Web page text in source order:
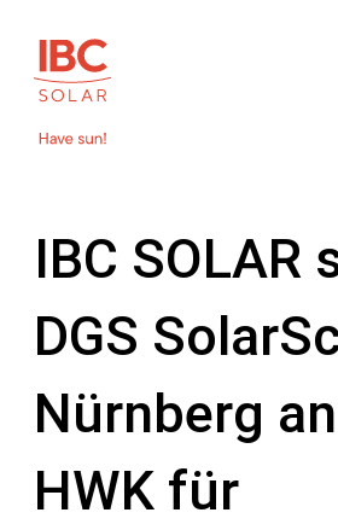
IBC SOLAR
DGS
Nürnberg
HWK für